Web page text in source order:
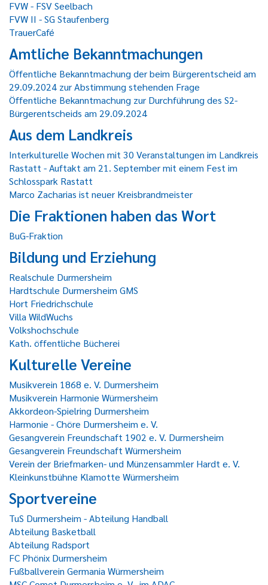
FVW - FSV Seelbach
FVW II - SG Staufenberg
TrauerCafé
Amtliche Bekanntmachungen
Öffentliche Bekanntmachung der beim Bürgerentscheid am
29.09.2024 zur Abstimmung stehenden Frage
Öffentliche Bekanntmachung zur Durchführung des S2-
Bürgerentscheids am 29.09.2024
Aus dem Landkreis
Interkulturelle Wochen mit 30 Veranstaltungen im Landkreis
Rastatt - Auftakt am 21. September mit einem Fest im
Schlosspark Rastatt
Marco Zacharias ist neuer Kreisbrandmeister
Die Fraktionen haben das Wort
BuG-Fraktion
Bildung und Erziehung
Realschule Durmersheim
Hardtschule Durmersheim GMS
Hort Friedrichschule
Villa WildWuchs
Volkshochschule
Kath. öffentliche Bücherei
Kulturelle Vereine
Musikverein 1868 e. V. Durmersheim
Musikverein Harmonie Würmersheim
Akkordeon-Spielring Durmersheim
Harmonie - Chöre Durmersheim e. V.
Gesangverein Freundschaft 1902 e. V. Durmersheim
Gesangverein Freundschaft Würmersheim
Verein der Briefmarken- und Münzensammler Hardt e. V.
Kleinkunstbühne Klamotte Würmersheim
Sportvereine
TuS Durmersheim - Abteilung Handball
Abteilung Basketball
Abteilung Radsport
FC Phönix Durmersheim
Fußballverein Germania Würmersheim